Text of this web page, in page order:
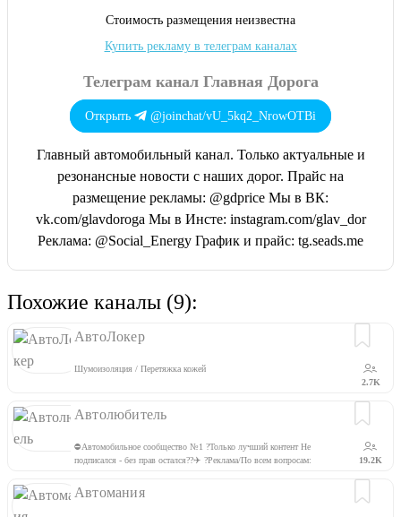
Телеграм канал Главная Дорога
Открыть @joinchat/vU_5kq2_NrowOTBi
Главный автомобильный канал. Только актуальные и
резонансные новости с наших дорог. Прайс на
размещение рекламы: @gdprice Мы в ВК:
vk.com/glavdoroga Мы в Инсте: instagram.com/glav_dor
Реклама: @Social_Energy График и прайс: tg.seads.me
Cтоимость размещения неизвестна
Купить рекламу в телеграм каналах
Похожие каналы (9):
АвтоЛокер
Шумоизоляция / Перетяжка кожей
2.7K
Автолюбитель
⛔️Автомобильное сообщество №1 ?Только лучший контент Не
подписался - без прав остался??‍✈️ ?Реклама/По всем вопросам:
19.2K
Автомания